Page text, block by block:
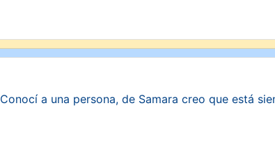
Conocí a una persona, de Samara creo que está